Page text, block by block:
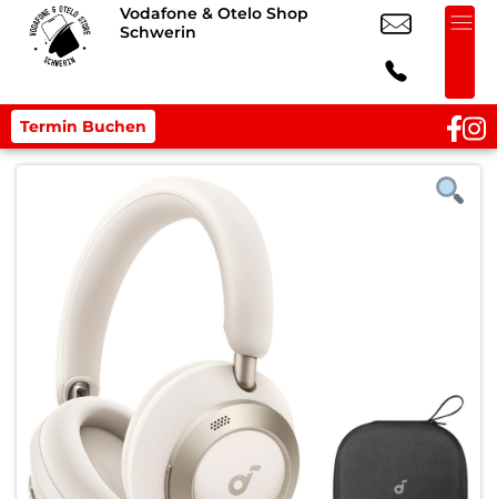
Vodafone & Otelo Shop
Schwerin
Termin Buchen